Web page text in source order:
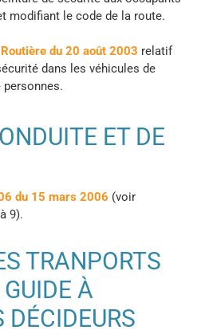
modifiant le code de la route.
du 20 août 2003 relatif
dans les véhicules de
ET DE
du 15 mars 2006 (voir
9).
TRANPORTS
À
DÉCIDEURS